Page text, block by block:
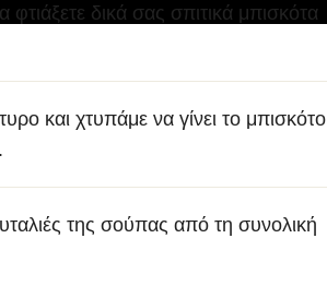
φτιάξετε δικά σας σπιτικά μπισκότα
και χτυπάμε να γίνει το μπισκότο
της σούπας από τη συνολική